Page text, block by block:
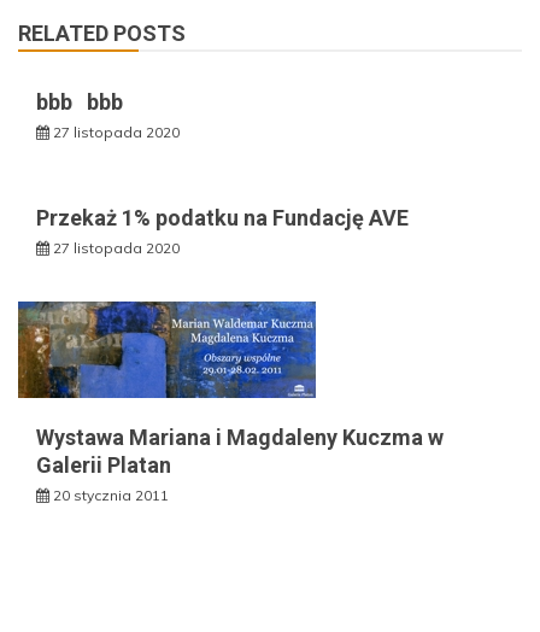
RELATED POSTS
bbb bbb
27 listopada 2020
Przekaż 1% podatku na Fundację AVE
27 listopada 2020
Wystawa Mariana i Magdaleny Kuczma w
Galerii Platan
20 stycznia 2011